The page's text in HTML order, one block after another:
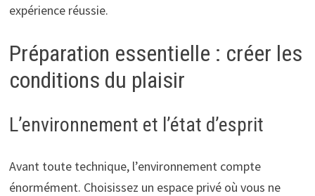
expérience réussie.
Préparation essentielle : créer les
conditions du plaisir
L’environnement et l’état d’esprit
Avant toute technique, l’environnement compte
énormément. Choisissez un espace privé où vous ne